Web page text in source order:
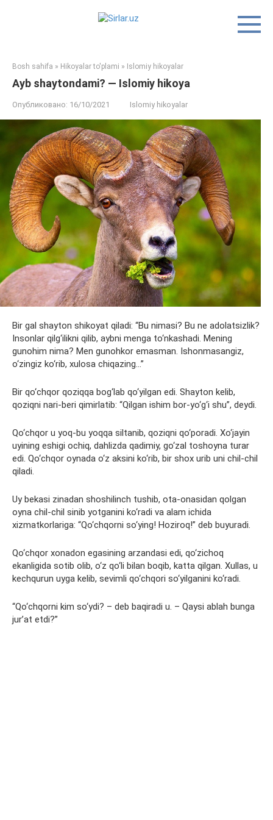
Bosh sahifa » Hikoyalar to'plami » Islomiy hikoyalar
Ayb shaytondami? — Islomiy hikoya
Опубликовано: 16/10/2021 Islomiy hikoyalar
Bir gal shayton shikoyat qiladi: “Bu nimasi? Bu ne adolatsizlik?
Insonlar qilg‘ilikni qilib, aybni menga to‘nkashadi. Mening
gunohim nima? Men gunohkor emasman. Ishonmasangiz,
o‘zingiz ko‘rib, xulosa chiqazing…”
Bir qo‘chqor qoziqqa bog‘lab qo‘yilgan edi. Shayton kelib,
qoziqni nari-beri qimirlatib: “Qilgan ishim bor-yo‘g‘i shu”, deydi.
Qo‘chqor u yoq-bu yoqqa siltanib, qoziqni qo‘poradi. Xo‘jayin
uyining eshigi ochiq, dahlizda qadimiy, go‘zal toshoyna turar
edi. Qo‘chqor oynada o‘z aksini ko‘rib, bir shox urib uni chil-chil
qiladi.
Uy bekasi zinadan shoshilinch tushib, ota-onasidan qolgan
oyna chil-chil sinib yotganini ko‘radi va alam ichida
xizmatkorlariga: “Qo‘chqorni so‘ying! Hoziroq!” deb buyuradi.
Qo‘chqor xonadon egasining arzandasi edi, qo‘zichoq
ekanligida sotib olib, o‘z qo‘li bilan boqib, katta qilgan. Xullas, u
kechqurun uyga kelib, sevimli qo‘chqori so‘yilganini ko‘radi.
“Qo‘chqorni kim so‘ydi? – deb baqiradi u. – Qaysi ablah bunga
jur’at etdi?”